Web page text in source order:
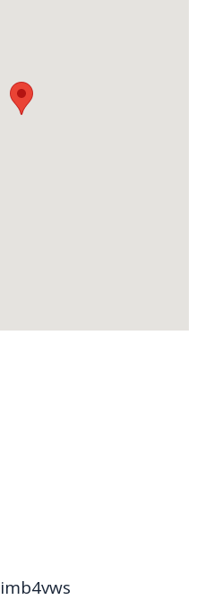
imb4vws